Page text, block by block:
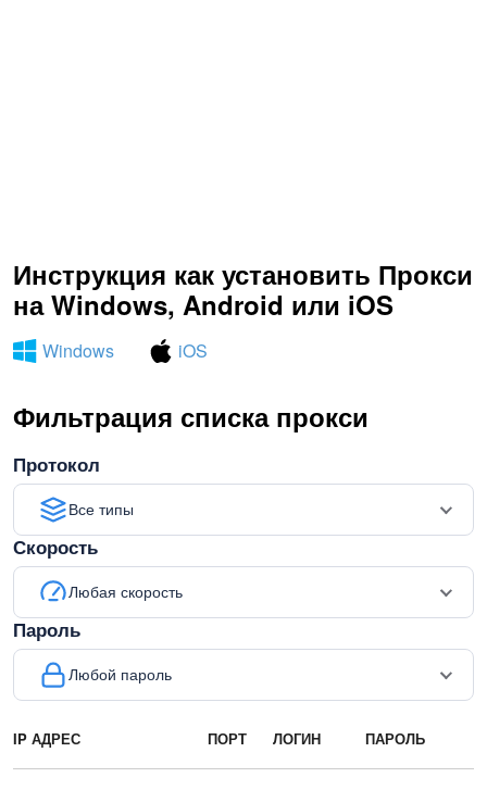
Инструкция как установить Прокси
на Windows, Android или iOS
Windows iOS
Фильтрация списка прокси
Протокол
Все типы
Скорость
Любая скорость
Пароль
Любой пароль
IP АДРЕС ПОРТ ЛОГИН ПАРОЛЬ